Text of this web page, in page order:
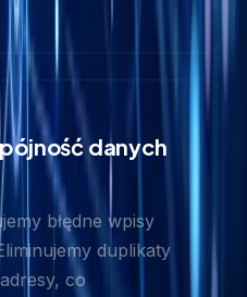
danych
błędne wpisy
duplikaty
co